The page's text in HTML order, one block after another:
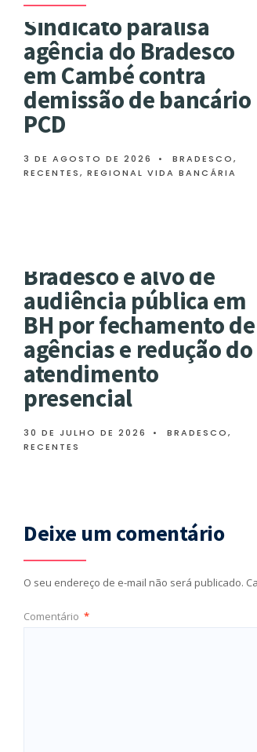
Sindicato paralisa
agência do Bradesco
em Cambé contra
demissão de bancário
PCD
3 DE AGOSTO DE 2026 • BRADESCO,
RECENTES, REGIONAL VIDA BANCÁRIA
Bradesco é alvo de
audiência pública em
BH por fechamento de
agências e redução do
atendimento
presencial
30 DE JULHO DE 2026 • BRADESCO,
RECENTES
Deixe um comentário
O seu endereço de e-mail não será publicado.
Comentário *